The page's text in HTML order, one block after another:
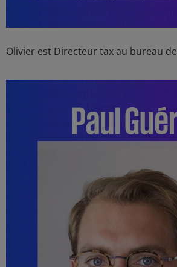
Olivier est Directeur tax au bureau de